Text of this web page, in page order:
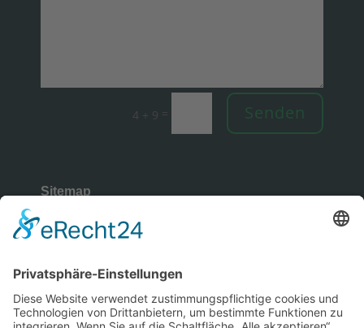
4 + 9 = Senden
Sitemap